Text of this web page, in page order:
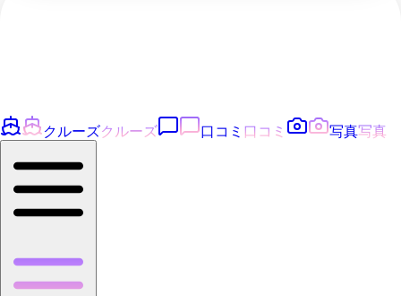
クルーズクルーズ 口コミ 口コミ 写真写真